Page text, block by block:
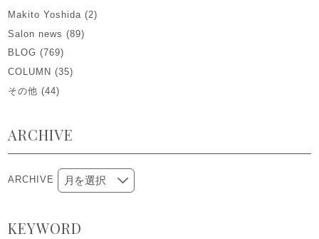
Makito Yoshida (2)
Salon news (89)
BLOG (769)
COLUMN (35)
その他 (44)
ARCHIVE
ARCHIVE
KEYWORD